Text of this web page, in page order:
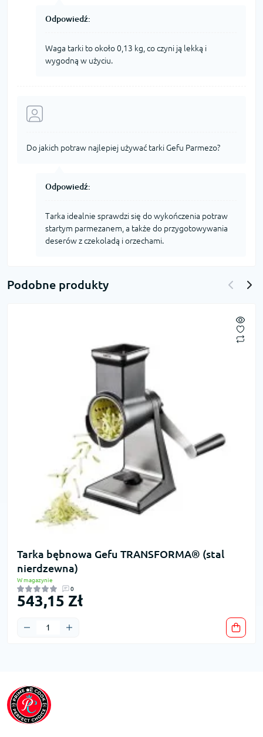
Odpowiedź:
Waga tarki to około 0,13 kg, co czyni ją lekką i
wygodną w użyciu.
Do jakich potraw najlepiej używać tarki Gefu Parmezo?
Odpowiedź:
Tarka idealnie sprawdzi się do wykończenia potraw
startym parmezanem, a także do przygotowywania
deserów z czekoladą i orzechami.
Podobne produkty
Tarka bębnowa Gefu TRANSFORMA® (stal
nierdzewna)
W magazynie
0
543,15 Zł